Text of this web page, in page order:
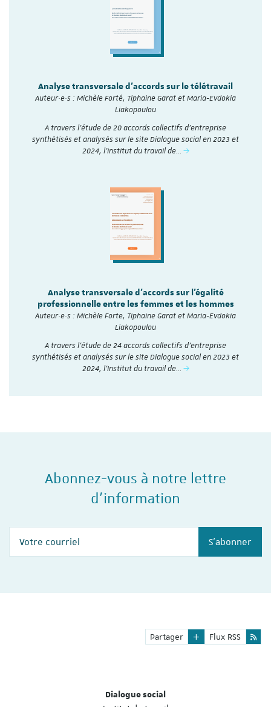
Analyse transversale d'accords sur le télétravail
Auteur·e·s : Michèle Forté, Tiphaine Garat et Maria-Evdokia
Liakopoulou
A travers l’étude de 20 accords collectifs d’entreprise
synthétisés et analysés sur le site Dialogue social en 2023 et
2024, l'Institut du travail de…
Analyse transversale d'accords sur l'égalité
professionnelle entre les femmes et les hommes
Auteur·e·s : Michèle Forte, Tiphaine Garat et Maria-Evdokia
Liakopoulou
A travers l’étude de 24 accords collectifs d’entreprise
synthétisés et analysés sur le site Dialogue social en 2023 et
2024, l'Institut du travail de…
Abonnez-vous à notre lettre
d'information
S'abonner
Partager Flux RSS
Dialogue social